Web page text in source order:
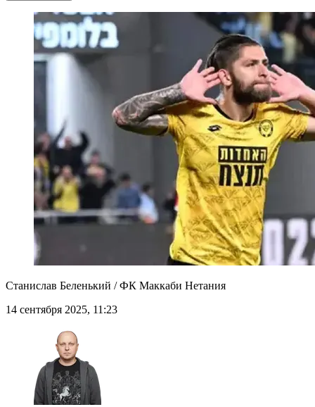
Станислав Беленький / ФК Маккаби Нетания
14 сентября 2025, 11:23